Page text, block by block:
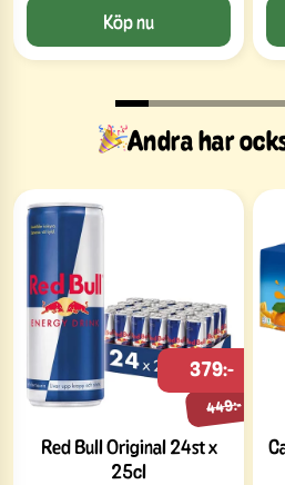
Köp nu
Andra har
Red Bull Original 24st x
25cl
449:-
379:-